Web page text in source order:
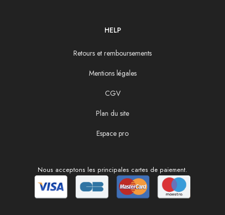
HELP
Retours et remboursements
Mentions légales
CGV
Plan du site
Espace pro
Nous acceptons les principales cartes de paiement.